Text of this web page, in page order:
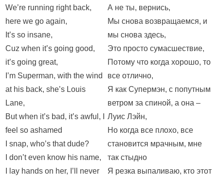
We’re running right back,
here we go again,
It’s so insane,
Cuz when it’s going good,
it’s going great,
I’m Superman, with the wind
at his back, she’s Louis
Lane,
But when it’s bad, it’s awful, I
feel so ashamed
I snap, who’s that dude?
I don’t even know his name,
I lay hands on her, I’ll never
А не ты, вернись,
Мы снова возвращаемся, и
мы снова здесь,
Это просто сумасшествие,
Потому что когда хорошо, то
все отлично,
Я как Супермэн, с попутным
ветром за спиной, а она –
Луис Лэйн,
Но когда все плохо, все
становится мрачным, мне
так стыдно
Я резка выпаливаю, кто этот